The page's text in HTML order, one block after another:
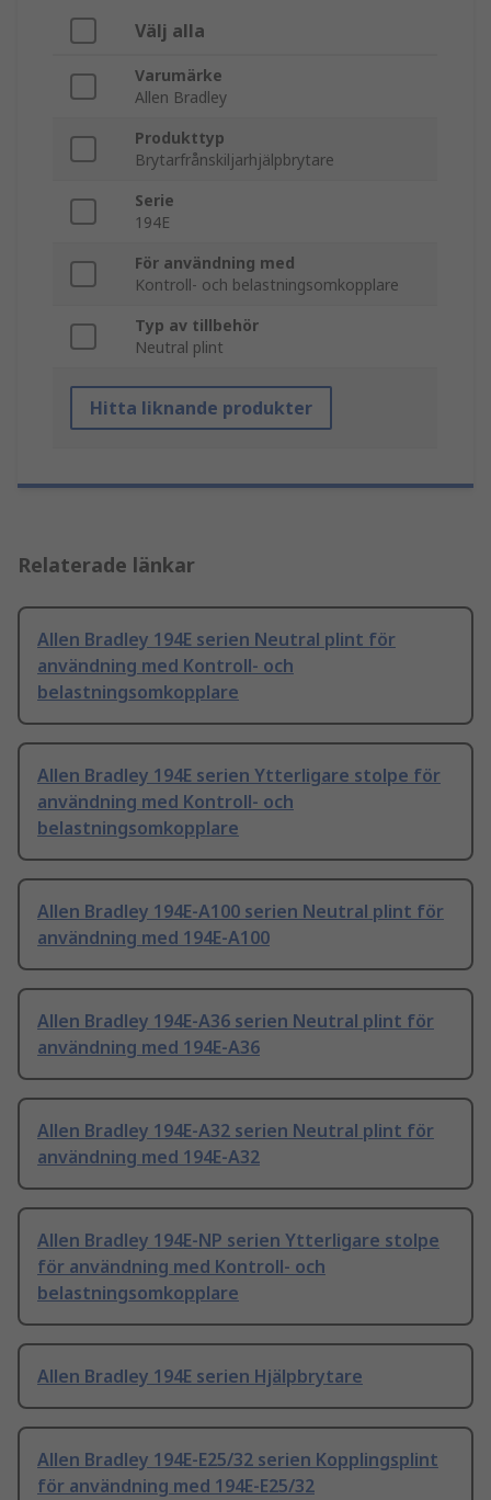
Välj alla
Varumärke
Allen Bradley
Produkttyp
Brytarfrånskiljarhjälpbrytare
Serie
194E
För användning med
Kontroll- och belastningsomkopplare
Typ av tillbehör
Neutral plint
Hitta liknande produkter
Relaterade länkar
Allen Bradley 194E serien Neutral plint för
användning med Kontroll- och
belastningsomkopplare
Allen Bradley 194E serien Ytterligare stolpe för
användning med Kontroll- och
belastningsomkopplare
Allen Bradley 194E-A100 serien Neutral plint för
användning med 194E-A100
Allen Bradley 194E-A36 serien Neutral plint för
användning med 194E-A36
Allen Bradley 194E-A32 serien Neutral plint för
användning med 194E-A32
Allen Bradley 194E-NP serien Ytterligare stolpe
för användning med Kontroll- och
belastningsomkopplare
Allen Bradley 194E serien Hjälpbrytare
Allen Bradley 194E-E25/32 serien Kopplingsplint
för användning med 194E-E25/32